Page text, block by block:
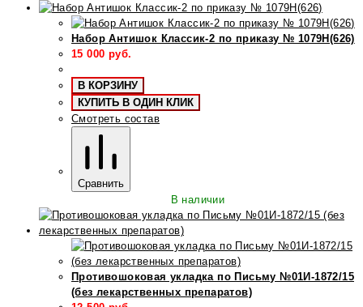
Набор Антишок Классик-2 по приказу № 1079Н(626)
15 000 руб.
В КОРЗИНУ
КУПИТЬ В ОДИН КЛИК
Смотреть состав
Сравнить
В наличии
Противошоковая укладка по Письму №01И-1872/15
(без лекарственных препаратов)